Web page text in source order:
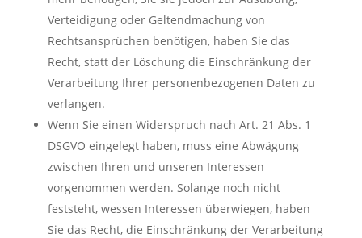
Verteidigung oder Geltendmachung von
Rechtsansprüchen benötigen, haben Sie das
Recht, statt der Löschung die Einschränkung der
Verarbeitung Ihrer personenbezogenen Daten zu
verlangen.
Wenn Sie einen Widerspruch nach Art. 21 Abs. 1
DSGVO eingelegt haben, muss eine Abwägung
zwischen Ihren und unseren Interessen
vorgenommen werden. Solange noch nicht
feststeht, wessen Interessen überwiegen, haben
Sie das Recht, die Einschränkung der Verarbeitung